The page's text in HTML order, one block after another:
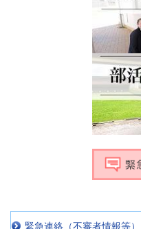
緊急連絡（不審者情報等）